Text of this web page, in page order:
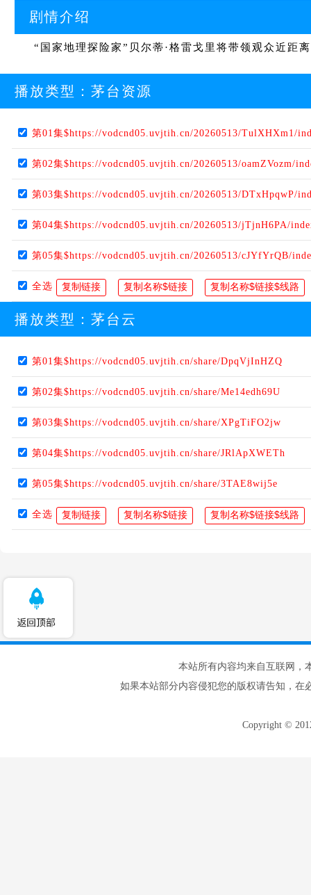
剧情介绍
“国家地理探险家”贝尔蒂·格雷戈里将带领观众近距
播放类型： 茅台资源
第01集$https://vodcnd05.uvjtih.cn/20260513/TulXHXm1/
第02集$https://vodcnd05.uvjtih.cn/20260513/oamZVozm/
第03集$https://vodcnd05.uvjtih.cn/20260513/DTxHpqwP/
第04集$https://vodcnd05.uvjtih.cn/20260513/jTjnH6PA/
第05集$https://vodcnd05.uvjtih.cn/20260513/cJYfYrQB/
全选
播放类型： 茅台云
第01集$https://vodcnd05.uvjtih.cn/share/DpqVjInHZQ
第02集$https://vodcnd05.uvjtih.cn/share/Me14edh69U
第03集$https://vodcnd05.uvjtih.cn/share/XPgTiFO2jw
第04集$https://vodcnd05.uvjtih.cn/share/JRlApXWETh
第05集$https://vodcnd05.uvjtih.cn/share/3TAE8wij5e
全选
本站所有内容均来自互联网，
如果本站部分内容侵犯您的版权请告知，在
Copyright ©